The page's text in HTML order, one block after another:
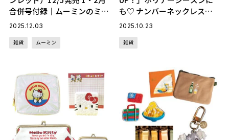
合併号付録｜ムーミンのミニ
ミニ文具セットを開封！サイ
2025.12.03
雑貨 ムーミン
も♡ ナンバーネックレスの
ジュエリーで開運オシャ活
バーファイブ】
2025.10.23
雑貨